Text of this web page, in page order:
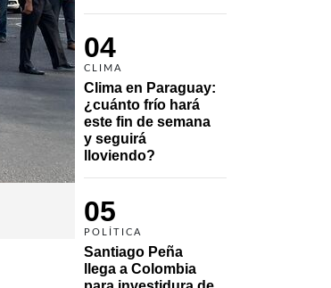
04
CLIMA
Clima en Paraguay:
¿cuánto frío hará
este fin de semana
y seguirá
lloviendo?
05
POLÍTICA
Santiago Peña
llega a Colombia